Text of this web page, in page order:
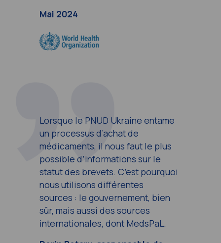
Mai 2024
Lorsque le PNUD Ukraine entame
un processus d’achat de
médicaments, il nous faut le plus
possible d’informations sur le
statut des brevets. C’est pourquoi
nous utilisons différentes
sources : le gouvernement, bien
sûr, mais aussi des sources
internationales, dont MedsPaL.